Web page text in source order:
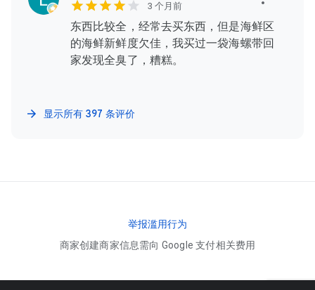
3 个月前
东西比较全，经常去买东西，但是海鲜区
的海鲜新鲜度欠佳，我买过一袋海螺带回
家发现全臭了，糟糕。
显示所有 397 条评价
举报滥用行为
商家创建商家信息需向 Google 支付相关费用